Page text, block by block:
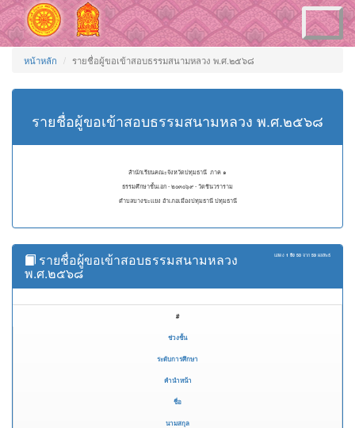
Toggle
navigation
หน้าหลัก รายชื่อผู้ขอเข้าสอบธรรมสนามหลวง พ.ศ.๒๕๖๘
รายชื่อผู้ขอเข้าสอบธรรมสนามหลวง พ.ศ.๒๕๖๘
สำนักเรียนคณะจังหวัดปทุมธานี ภาค ๑
ธรรมศึกษาชั้นเอก - ๒๐๓๐๖๙ - วัดชินวราราม
ตำบลบางขะแยง อำเภอเมืองปทุมธานี ปทุมธานี
แสดง 1 ถึง 50 จาก 59 ผลลัพธ์
รายชื่อผู้ขอเข้าสอบธรรมสนามหลวง
พ.ศ.๒๕๖๘
#
ช่วงชั้น
ระดับการศึกษา
คำนำหน้า
ชื่อ
นามสกุล